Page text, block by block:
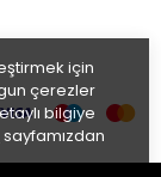
için
çerezler
bilgiye
sayfamızdan